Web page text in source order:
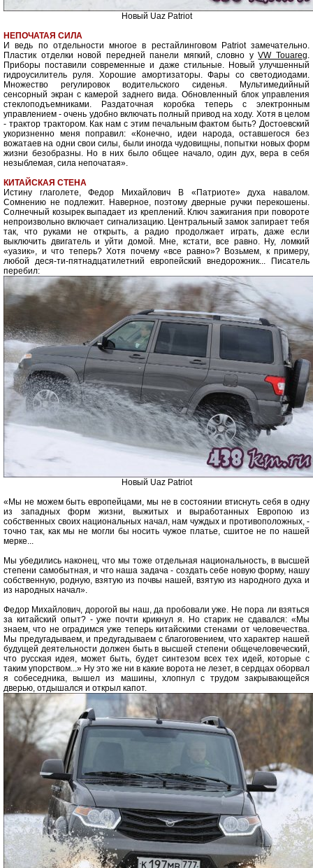
Новый Uaz Patriot
НЕПОЧАТАЯ СИЛА
И ведь по отдельности многое в рестайлинговом Patriot замечательно.
Пластик отделки новой передней панели мягкий, словно уVW Touareg.
Приборы поставили современные и даже стильные. Новый улучшенный
гидроусилитель руля. Хорошие амортизаторы. Фары со светодиодами.
Множество регулировок водительского сиденья. Мультимедийный
сенсорный экран с камерой заднего вида. Обновленный блок управления
стеклоподъемниками. Раздаточная коробка теперь с электронным
управлением - очень удобно включать полный привод на ходу. Хотя в целом
- трактор трактором. Как нам с этим печальным фактом быть? Достоевский
укоризненно меня поправил: «Конечно, идеи народа, оставшегося без
вожатаев на одни свои силы, были иногда чудовищны, попытки новых форм
жизни безобразны. Но в них было общее начало, один дух, вера в себя
незыблемая, сила непочатая».
КИТАЙСКАЯ СТЕНА
Истину глаголете, Федор Михайлович В «Патриоте» духа навалом.
Сомнению не подлежит. Наверное, поэтому дверные ручки перекошены.
Солнечный козырек выпадает из креплений. Ключ зажигания при повороте
непроизвольно включает сигнализацию. Центральный замок запирает тебя
так, что руками не открыть, а радио продолжает играть, даже если
выключить двигатель и уйти домой. Мне, кстати, все равно. Ну, ломкий
«уазик», и что теперь? Хотя почему «все равно»? Возьмем, к примеру,
любой деся-ти-пятнадцатилетний европейский внедорожник... Писатель
перебил:
Новый Uaz Patriot
«Мы не можем быть европейцами, мы не в состоянии втиснуть себя в одну
из западных форм жизни, выжитых и выработанных Европою из
собственных своих национальных начал, нам чуждых и противоположных, -
точно так, как мы не могли бы носить чужое платье, сшитое не по нашей
мерке...
Мы убедились наконец, что мы тоже отдельная национальность, в высшей
степени самобытная, и что наша задача - создать себе новую форму, нашу
собственную, родную, взятую из почвы нашей, взятую из народного духа и
из народных начал».
Федор Михайлович, дорогой вы наш, да пробовали уже. Не пора ли взяться
за китайский опыт? - уже почти крикнул я. Но старик не сдавался: «Мы
знаем, что не оградимся уже теперь китайскими стенами от человечества.
Мы предугадываем, и предугадываем с благоговением, что характер нашей
будущей деятельности должен быть в высшей степени общечеловеческий,
что русская идея, может быть, будет синтезом всех тех идей, которые с
таким упорством...» Ну это же ни в какие ворота не лезет, в сердцах оборвал
я собеседника, вышел из машины, хлопнул с трудом закрывающейся
дверью, отдышался и открыл капот.